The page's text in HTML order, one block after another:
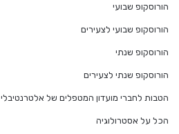
הורוסקופ שבועי
הורוסקופ שבועי לצעירים
הורוסקופ שנתי
הורוסקופ שנתי לצעירים
הטבות לחברי מועדון המטפלים של אלטרנטיבלי
הכל על אסטרולוגיה